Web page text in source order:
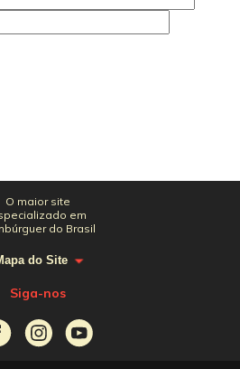
O maior site
em
do Brasil
do Site
Siga-nos